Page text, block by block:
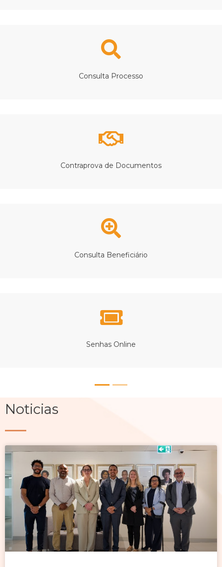
Consulta Processo
Contraprova de Documentos
Consulta Beneficiário
Senhas Online
Noticias
PagePagePagePagePage